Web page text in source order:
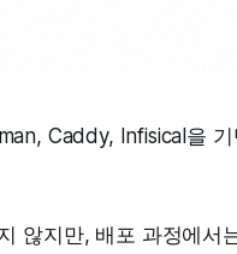
Caddy, Infisical을
않지만, 배포 과정에